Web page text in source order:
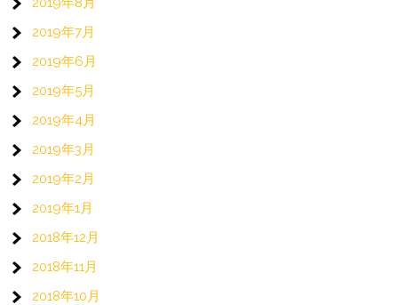
2019年7月
2019年6月
2019年5月
2019年4月
2019年3月
2019年2月
2019年1月
2018年12月
2018年11月
2018年10月